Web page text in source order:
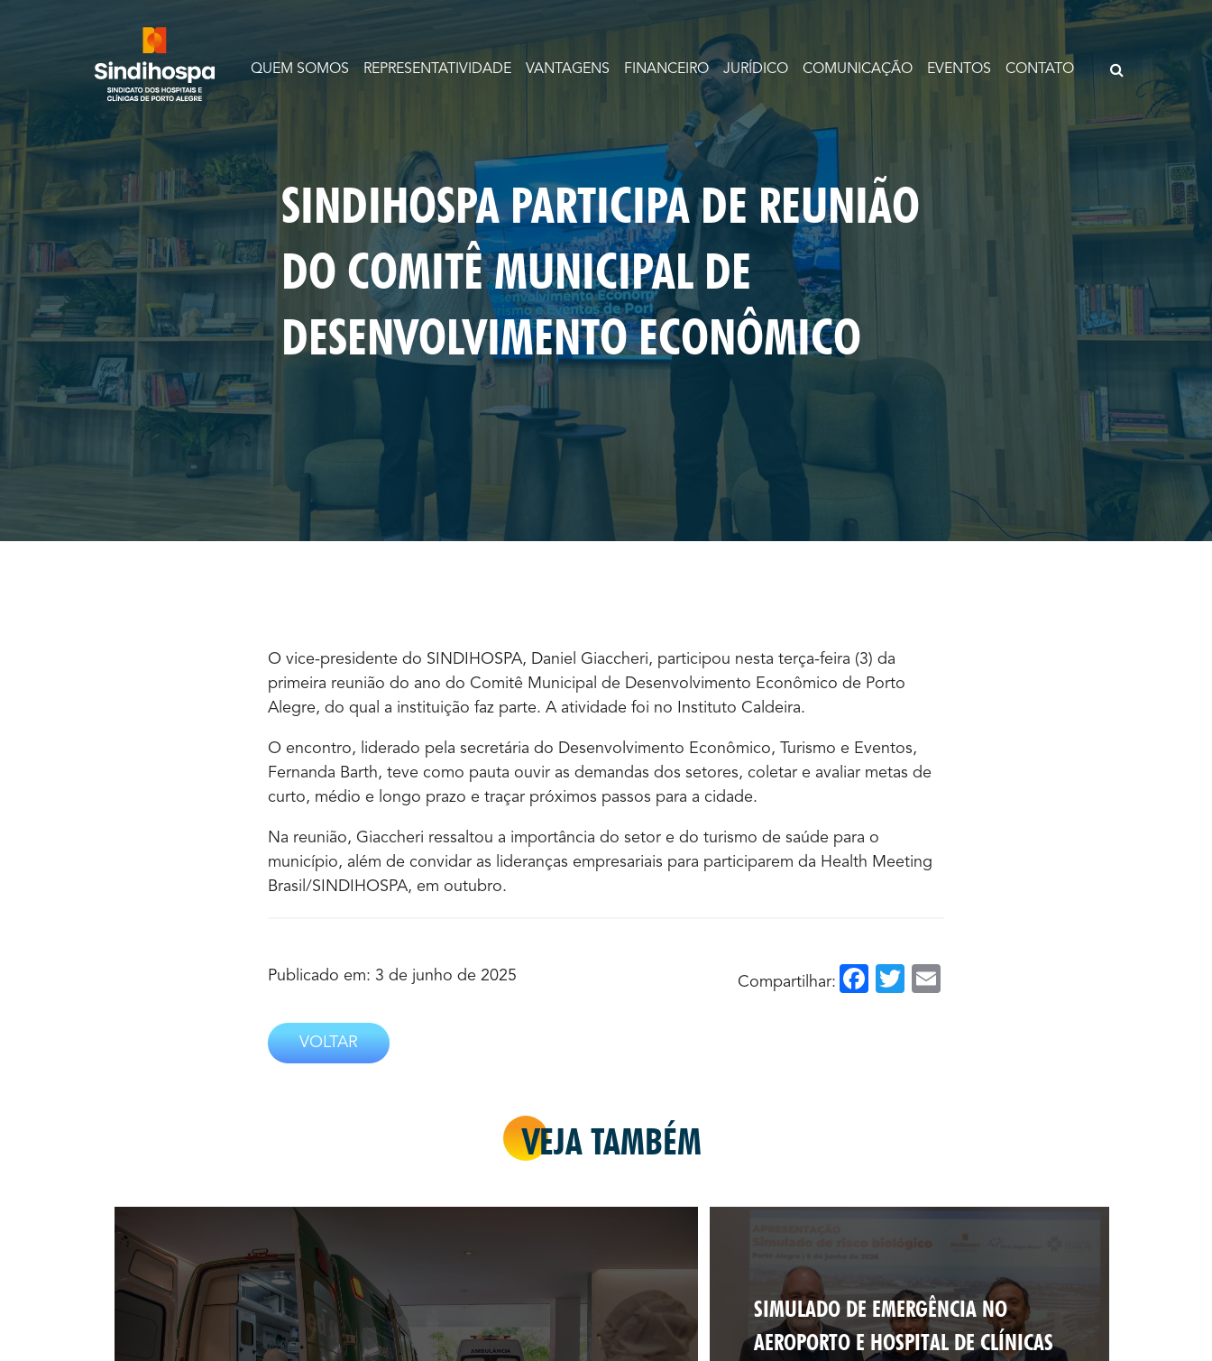
QUEM SOMOS REPRESENTATIVIDADE VANTAGENS FINANCEIRO JURÍDICO COMUNICAÇÃO EVENTOS CONTATO
SINDIHOSPA PARTICIPA DE REUNIÃO
DO COMITÊ MUNICIPAL DE
DESENVOLVIMENTO ECONÔMICO
O vice-presidente do SINDIHOSPA, Daniel Giaccheri, participou nesta terça-feira (3) da
primeira reunião do ano do Comitê Municipal de Desenvolvimento Econômico de Porto
Alegre, do qual a instituição faz parte. A atividade foi no Instituto Caldeira.
O encontro, liderado pela secretária do Desenvolvimento Econômico, Turismo e Eventos,
Fernanda Barth, teve como pauta ouvir as demandas dos setores, coletar e avaliar metas de
curto, médio e longo prazo e traçar próximos passos para a cidade.
Na reunião, Giaccheri ressaltou a importância do setor e do turismo de saúde para o
município, além de convidar as lideranças empresariais para participarem da Health Meeting
Brasil/SINDIHOSPA, em outubro.
Publicado em: 3 de junho de 2025 Compartilhar: Facebook
Twitter
VOLTAR
VEJA TAMBÉM
SIMULADO DE EMERGÊNCIA NO
AEROPORTO E HOSPITAL DE CLÍNICAS